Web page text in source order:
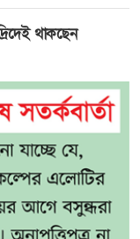
থাকছেন